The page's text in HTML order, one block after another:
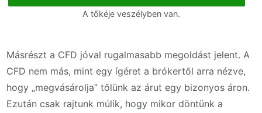
A tőkéje veszélyben van.
Másrészt a CFD jóval rugalmasabb megoldást jelent. A
CFD nem más, mint egy ígéret a brókertől arra nézve,
hogy „megvásárolja” tőlünk az árut egy bizonyos áron.
Ezután csak rajtunk múlik, hogy mikor döntünk a